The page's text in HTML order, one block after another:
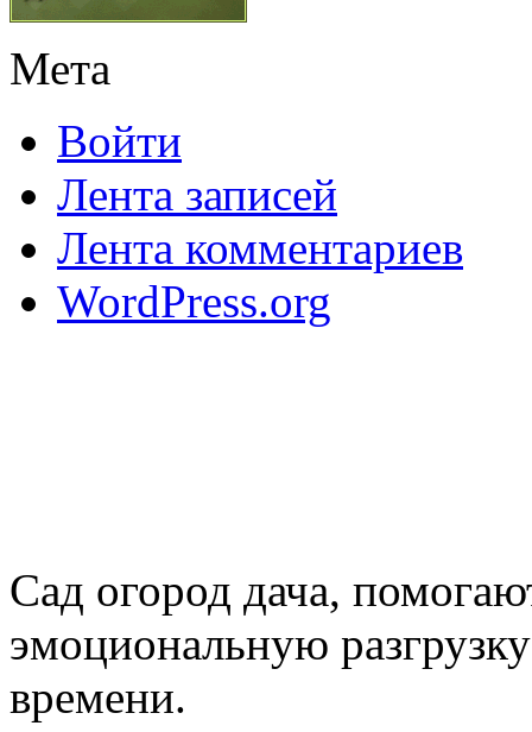
Мета
Войти
Лента записей
Лента комментариев
WordPress.org
Сад огород дача,
эмоциональную
времени.